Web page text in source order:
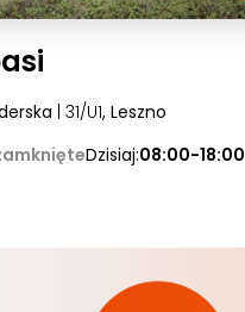
| 31/U1, Leszno
Dzisiaj:08:00-18:00